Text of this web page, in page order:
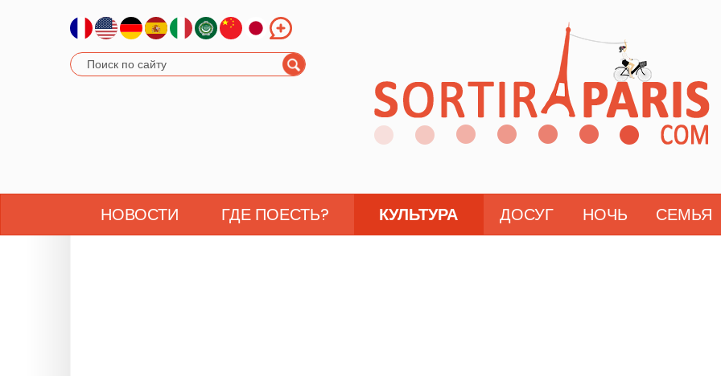
НОВОСТИ ГДЕ ПОЕСТЬ? КУЛЬТУРА ДОСУГ НОЧЬ СЕМЬЯ